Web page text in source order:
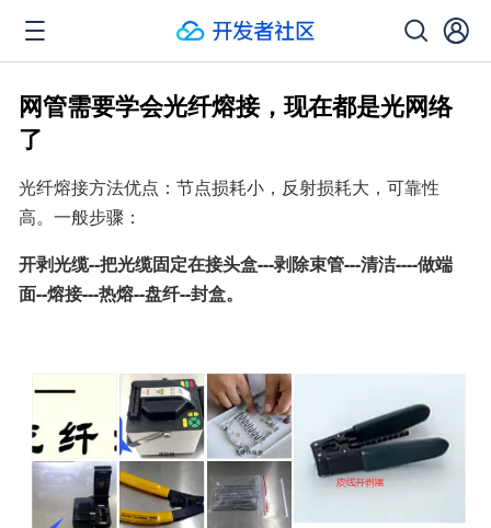
网管需要学会光纤熔接，现在都是光网络
了
光纤熔接方法优点：节点损耗小，反射损耗大，可靠性
高。一般步骤：
开剥光缆--把光缆固定在接头盒---剥除束管---清洁----做端
面--熔接---热熔--盘纤--封盒。